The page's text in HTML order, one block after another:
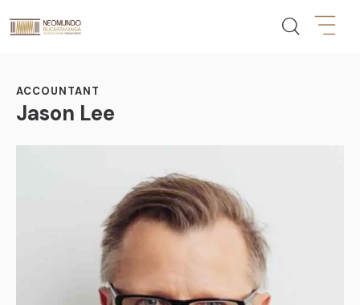
ACCOUNTANT
Jason Lee